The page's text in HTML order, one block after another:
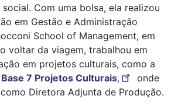
Com uma bolsa, ela realizou
em Gestão e Administração
School of Management, em
voltar da viagem, trabalhou em
em projetos culturais, como a
Base 7 Projetos Culturais,
onde
Diretora Adjunta de Produção.